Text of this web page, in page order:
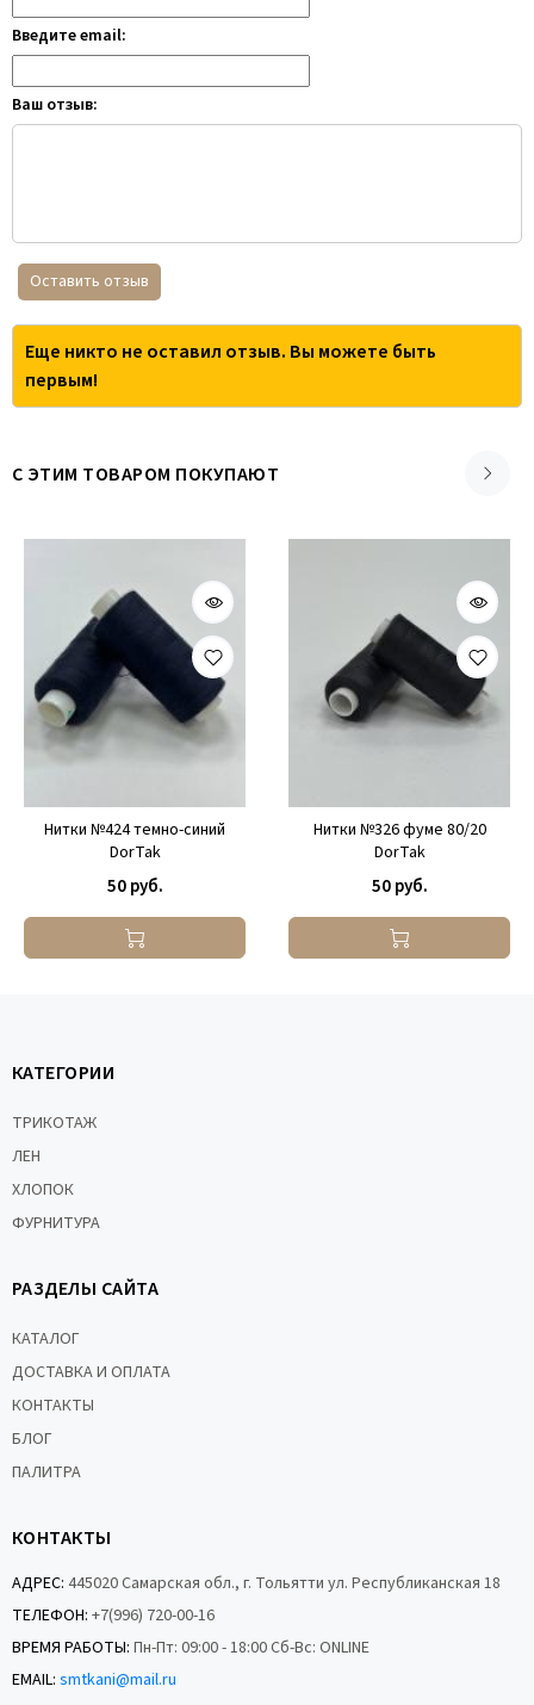
Введите email:
Ваш отзыв:
Оставить отзыв
Еще никто не оставил отзыв. Вы можете быть
первым!
С ЭТИМ ТОВАРОМ ПОКУПАЮТ
Нитки №424 темно-синий
DorTak
50 руб.
Нитки №326 фуме 80/20
DorTak
50 руб.
КАТЕГОРИИ
ТРИКОТАЖ
ЛЕН
ХЛОПОК
ФУРНИТУРА
РАЗДЕЛЫ САЙТА
КАТАЛОГ
ДОСТАВКА И ОПЛАТА
КОНТАКТЫ
БЛОГ
ПАЛИТРА
КОНТАКТЫ
АДРЕС: 445020 Самарская обл., г. Тольятти ул. Республиканская 18
ТЕЛЕФОН: +7(996) 720-00-16
ВРЕМЯ РАБОТЫ: Пн-Пт: 09:00 - 18:00 Сб-Вс: ONLINE
EMAIL: smtkani@mail.ru